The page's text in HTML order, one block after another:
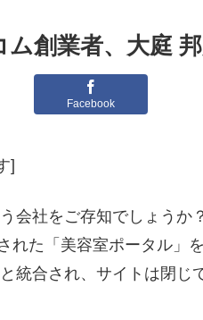
ム創業者、大庭
Facebook
]
会社をご存知でしょうか？
れた「美容室ポータル」
統合され、サイトは閉じ